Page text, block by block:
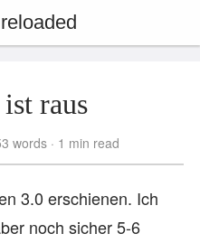
raus
words 1 min read
3.0 erschienen. Ich
noch sicher 5-6